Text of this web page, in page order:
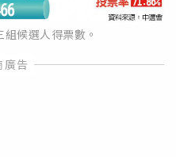
候選人得票數。